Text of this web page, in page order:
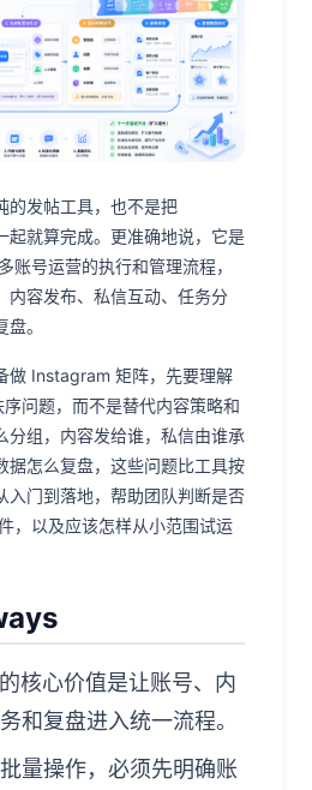
的发帖工具，也不是把
起就算完成。更准确地说，它是
账号运营的执行和管理流程，
内容发布、私信互动、任务分
。
做 Instagram 矩阵，先要理解
序问题，而不是替代内容策略和
分组，内容发给谁，私信由谁承
据怎么复盘，这些问题比工具按
入门到落地，帮助团队判断是否
，以及应该怎样从小范围试运
核心价值是让账号、内
和复盘进入统一流程。
量操作，必须先明确账